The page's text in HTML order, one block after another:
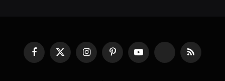
FacebookX
(Twitter)
InstagramPinterestYouTube TikTok RSS